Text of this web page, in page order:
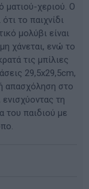
ματιού-χεριού. Ο
το παιχνίδι
μολύβι είναι
χάνεται, ενώ το
τις μπίλιες
29,5x29,5cm,
απασχόληση στο
τη
του παιδιού με